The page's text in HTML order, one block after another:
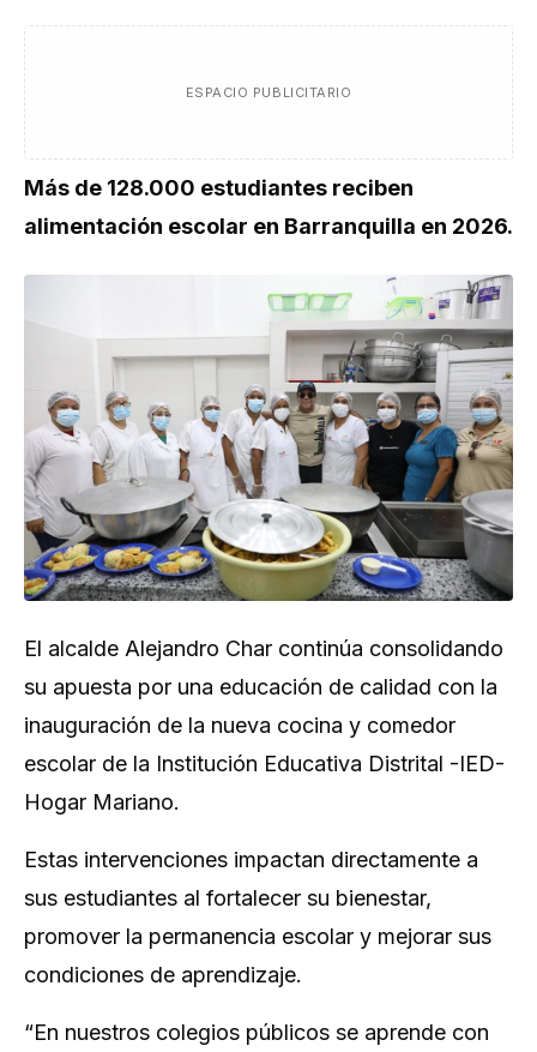
ESPACIO PUBLICITARIO
Más de 128.000 estudiantes reciben
alimentación escolar en Barranquilla en 2026.
El alcalde Alejandro Char continúa consolidando
su apuesta por una educación de calidad con la
inauguración de la nueva cocina y comedor
escolar de la Institución Educativa Distrital -IED-
Hogar Mariano.
Estas intervenciones impactan directamente a
sus estudiantes al fortalecer su bienestar,
promover la permanencia escolar y mejorar sus
condiciones de aprendizaje.
“En nuestros colegios públicos se aprende con